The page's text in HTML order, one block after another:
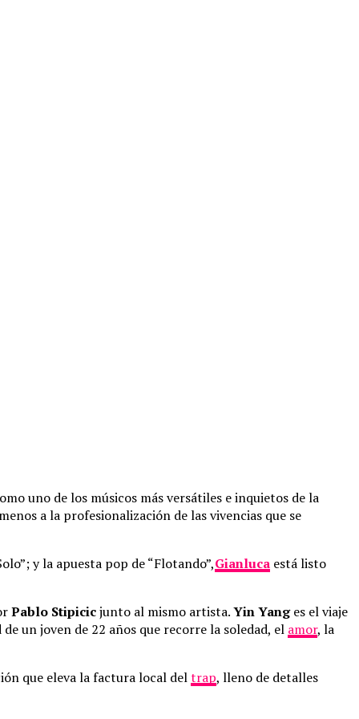
uno de los músicos más versátiles e inquietos de la
a la profesionalización de las vivencias que se
y la apuesta pop de “Flotando”,Gianluca está listo
Pablo Stipicicjunto al mismo artista.Yin Yanges el viaje
un joven de 22 años que recorre la soledad, el amor, la
que eleva la factura local deltrap, lleno de detalles